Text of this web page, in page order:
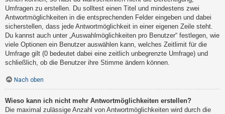
Umfragen zu erstellen. Du solltest einen Titel und mindestens zwei
Antwortmöglichkeiten in die entsprechenden Felder eingeben und dabei
sicherstellen, dass jede Antwortmöglichkeit in einer eigenen Zeile steht.
Du kannst auch unter „Auswahlmöglichkeiten pro Benutzer“ festlegen, wie
viele Optionen ein Benutzer auswählen kann, welches Zeitlimit für die
Umfrage gilt (0 bedeutet dabei eine zeitlich unbegrenzte Umfrage) und
schließlich, ob die Benutzer ihre Stimme ändern können.
Nach oben
Wieso kann ich nicht mehr Antwortmöglichkeiten erstellen?
Die maximal zulässige Anzahl von Antwortmöglichkeiten wird durch die